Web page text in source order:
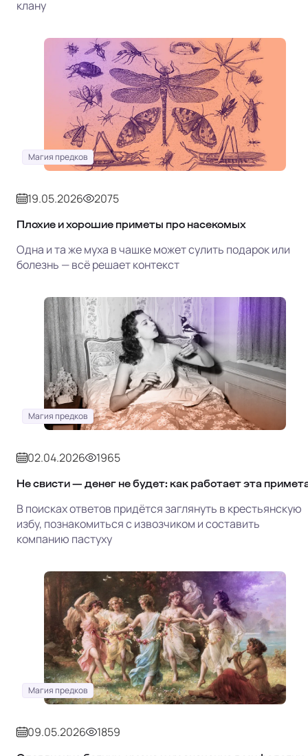
клану
Магия предков
19.05.2026 2075
Плохие и хорошие приметы про насекомых
Одна и та же муха в чашке может сулить подарок или
болезнь — всё решает контекст
Магия предков
02.04.2026 1965
Не свисти — денег не будет: как работает эта
В поисках ответов придётся заглянуть в крестьянскую
избу, познакомиться с извозчиком и составить
компанию пастуху
Магия предков
09.05.2026 1859